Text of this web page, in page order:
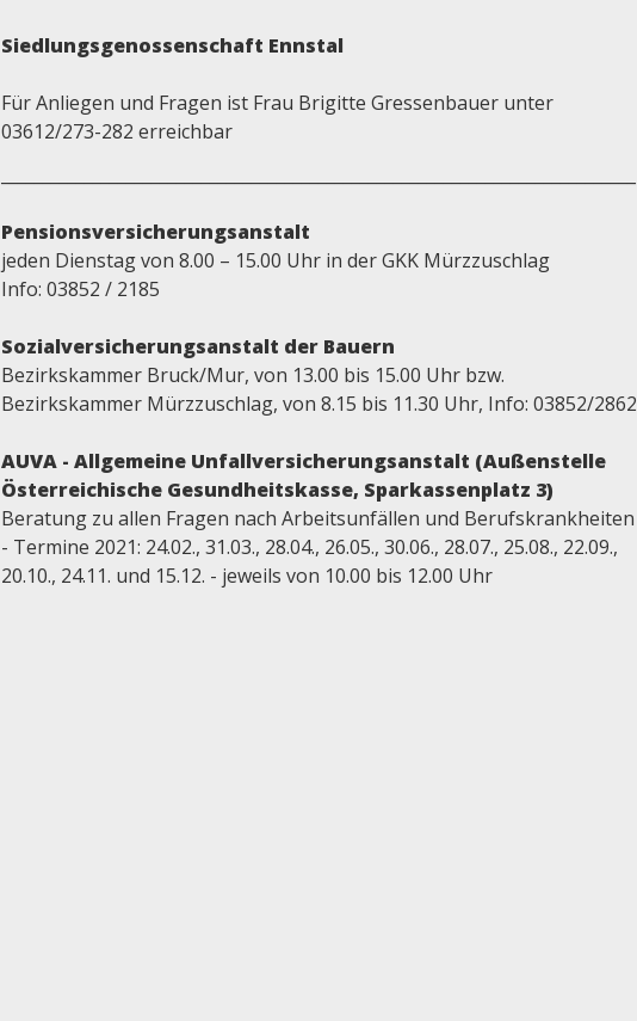
Siedlungsgenossenschaft Ennstal
Für Anliegen und Fragen ist Frau Brigitte Gressenbauer unter
03612/273-282 erreichbar
Pensionsversicherungsanstalt
jeden Dienstag von 8.00 – 15.00 Uhr in der GKK Mürzzuschlag
Info: 03852 / 2185
Sozialversicherungsanstalt der Bauern
Bezirkskammer Bruck/Mur, von 13.00 bis 15.00 Uhr bzw.
Bezirkskammer Mürzzuschlag, von 8.15 bis 11.30 Uhr, Info: 03852/2862
AUVA - Allgemeine Unfallversicherungsanstalt (Außenstelle
Österreichische Gesundheitskasse, Sparkassenplatz 3)
Beratung zu allen Fragen nach Arbeitsunfällen und Berufskrankheiten
- Termine 2021: 24.02., 31.03., 28.04., 26.05., 30.06., 28.07., 25.08., 22.09.,
20.10., 24.11. und 15.12. - jeweils von 10.00 bis 12.00 Uhr